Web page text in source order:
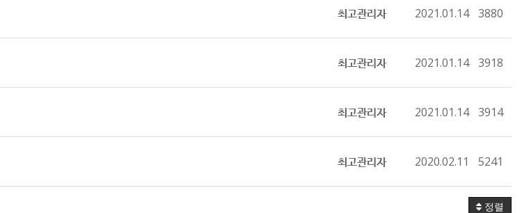
최고관리자 2021.01.14 3880
최고관리자 2021.01.14 3918
최고관리자 2021.01.14 3914
최고관리자 2020.02.11 5241
정렬